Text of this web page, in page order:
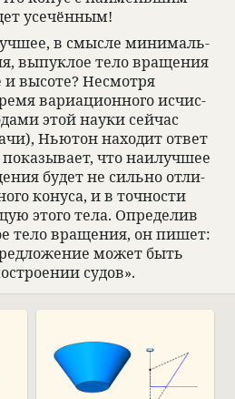
усе­чён­ным!
в смысле минималь­
выпук­лое тело враще­ния
высоте? Несмотря
вари­аци­он­ного исчис­
этой науки сей­час
Нью­тон нахо­дит ответ
что наи­лучшее
будет не сильно отли­
конуса, и в точ­но­сти
этого тела. Опре­де­лив
тело враще­ния, он пишет:
может быть
судов».